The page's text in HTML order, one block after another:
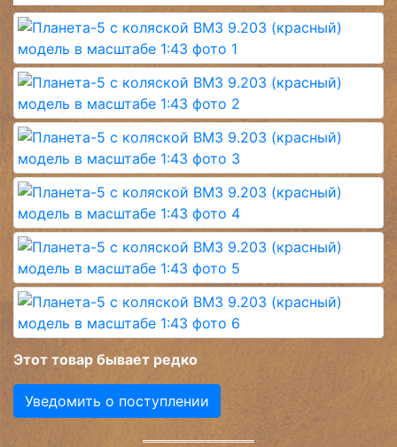
Этот товар бывает редко
Уведомить о поступлении